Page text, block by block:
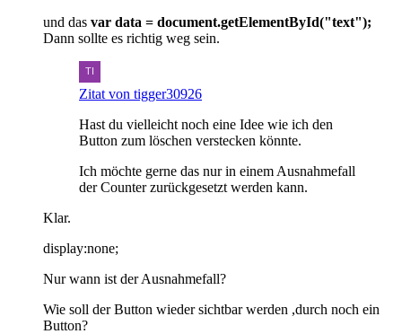
und das var data = document.getElementById("text");
Dann sollte es richtig weg sein.
Zitat von tigger30926
Hast du vielleicht noch eine Idee wie ich den
Button zum löschen verstecken könnte.
Ich möchte gerne das nur in einem Ausnahmefall
der Counter zurückgesetzt werden kann.
Klar.
display:none;
Nur wann ist der Ausnahmefall?
Wie soll der Button wieder sichtbar werden ,durch noch ein
Button?